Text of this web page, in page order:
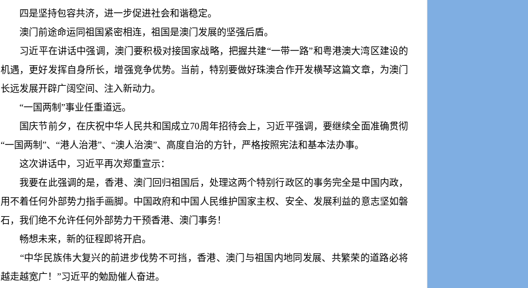
四是坚持包容共济，进一步促进社会和谐稳定。
澳门前途命运同祖国紧密相连，祖国是澳门发展的坚强后盾。
习近平在讲话中强调，澳门要积极对接国家战略，把握共建“一带一路”和粤港澳大湾区建设的
机遇，更好发挥自身所长，增强竞争优势。当前，特别要做好珠澳合作开发横琴这篇文章，为澳门
长远发展开辟广阔空间、注入新动力。
“一国两制 ”事业任重道远。
国庆节前夕，在庆祝中华人民共和国成立70周年招待会上，习近平强调，要继续全面准确贯彻
“一国两制 ”、 “港人治港”、 “澳人治澳”、高度自治的方针，严格按照宪法和基本法办事。
这次讲话中，习近平再次郑重宣示：
我要在此强调的是，香港、澳门回归祖国后，处理这两个特别行政区的事务完全是中国内政，
用不着任何外部势力指手画脚。中国政府和中国人民维护国家主权、安全、发展利益的意志坚如磐
石，我们绝不允许任何外部势力干预香港、澳门事务！
畅想未来，新的征程即将开启。
“中华民族伟大复兴的前进步伐势不可挡，香港、澳门与祖国内地同发展、共繁荣的道路必将
越走越宽广！ ”习近平的勉励催人奋进。